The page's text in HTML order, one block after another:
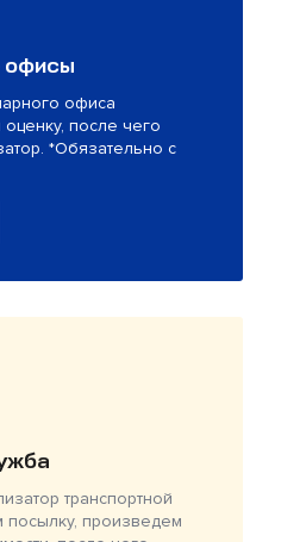
офисы
офиса
после чего
*Обязательно с
транспортной
произведем